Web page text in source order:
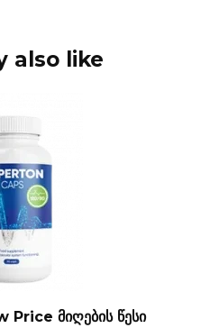
also like
მიღების წესი